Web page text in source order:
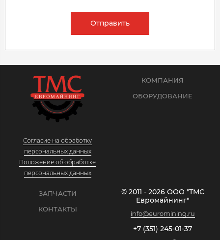
Отправить
Согласие на обработку
персональных данных
Положение об обработке
персональных данных
КОМПАНИЯ
ОБОРУДОВАНИЕ
ЗАПЧАСТИ
КОНТАКТЫ
© 2011 - 2026 ООО "ТМС
Евромайнинг"
info@euromining.ru
+7 (351) 245-01-37